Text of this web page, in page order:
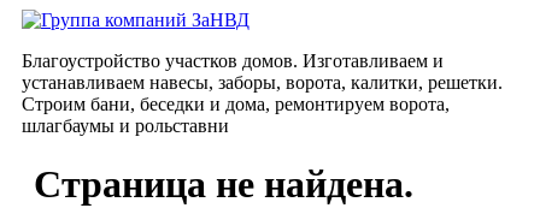
Перейти
содержимому
Благоустройство участков домов. Изготавливаем и
устанавливаем навесы, заборы, ворота, калитки, решетки.
Строим бани, беседки и дома, ремонтируем ворота,
шлагбаумы и рольставни
Страница не найдена.